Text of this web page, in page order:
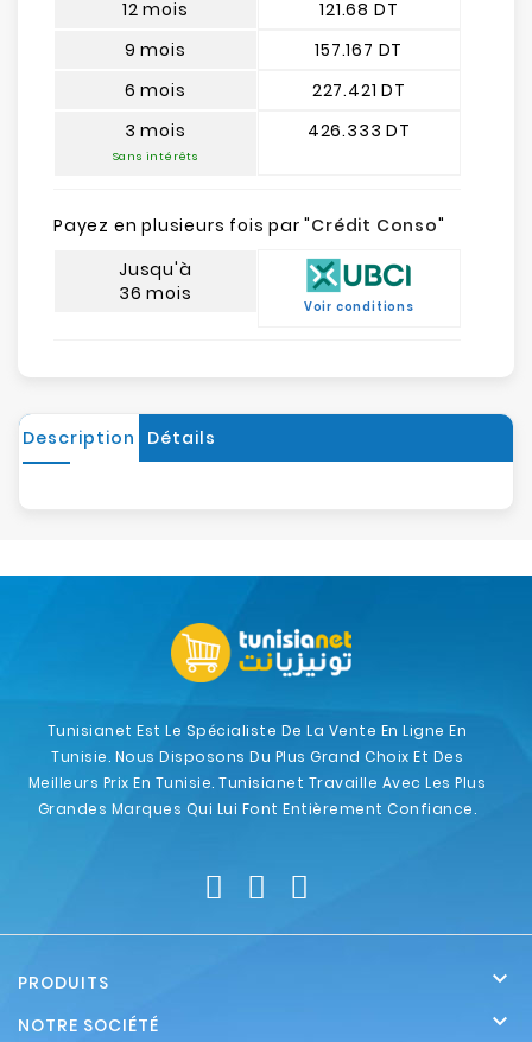
12 mois
9 mois
6 mois
3 mois
Sans intérêts
121.68 DT
157.167 DT
227.421 DT
426.333 DT
Payez en plusieurs fois par "Crédit Conso"
Jusqu'à
36 mois
Voir conditions
Description Détails
Tunisianet Est Le Spécialiste De La Vente En Ligne En
Tunisie. Nous Disposons Du Plus Grand Choix Et Des
Meilleurs Prix En Tunisie. Tunisianet Travaille Avec Les Plus
Grandes Marques Qui Lui Font Entièrement Confiance.
PRODUITS 
NOTRE SOCIÉTÉ 